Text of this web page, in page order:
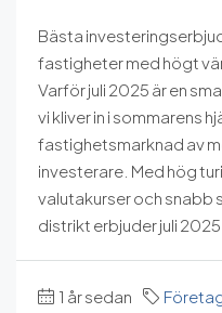
Bästa
fastigheter med högt
Varför juli 2025 är en
vi kliver in i sommarens
fastighetsmarknad av
investerare. Med hög
valutakurser och snabb
distrikt erbjuder juli
1 år sedan